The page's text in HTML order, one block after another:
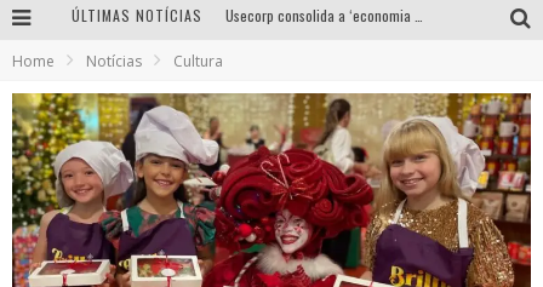
ÚLTIMAS NOTÍCIAS
As Hilárias: Suzy Brasil, Kayete e Karoline Absinto retornam a Belo Horizonte para apresentação única no Teatro Sesiminas
Projeta Cultura abre inscrições gratuitas em Conselheiro Lafaiete para oficinas de elaboração de projetos culturais e inteligência artificial
Home Notícias Cultura